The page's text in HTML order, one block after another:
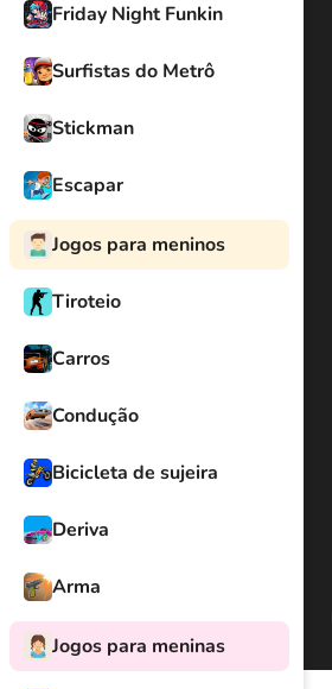
Friday Night Funkin
Surfistas do Metrô
Stickman
Escapar
Jogos para meninos
Tiroteio
Carros
Condução
Bicicleta de sujeira
Deriva
Arma
Jogos para meninas